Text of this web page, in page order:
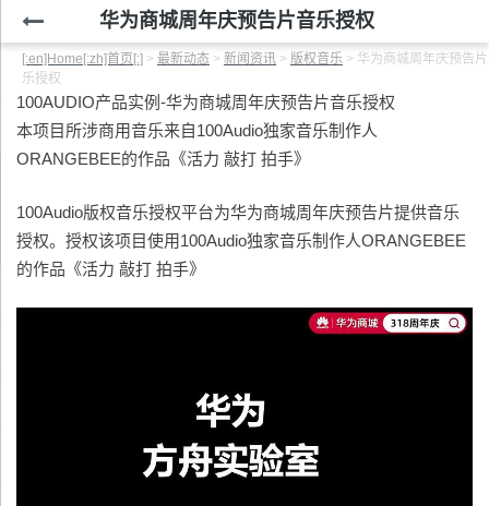
华为商城周年庆预告片音乐授权
[:en]Home[:zh]首页[:] > 最新动态 > 新闻资讯 > 版权音乐 > 华为商城周年庆预告
乐授权
100AUDIO产品实例-华为商城周年庆预告片音乐授权
本项目所涉商用音乐来自100Audio独家音乐制作人
ORANGEBEE的作品《活力 敲打 拍手》
100Audio版权音乐授权平台为华为商城周年庆预告片提供音乐
授权。授权该项目使用100Audio独家音乐制作人ORANGEBEE
的作品《活力 敲打 拍手》